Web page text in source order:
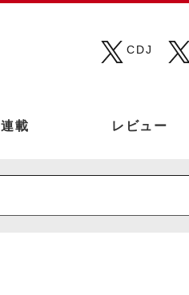
CDJ
連載 レビュー